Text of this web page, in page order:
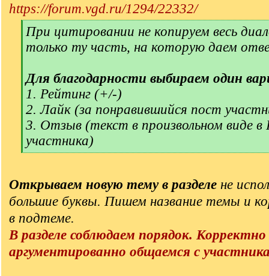
https://forum.vgd.ru/1294/22332/
[
q
]
При цитировании не копируем весь
только ту часть, на которую даем
Для благодарности выбираем один
1. Рейтинг (+/-)
2. Лайк (за понравившийся пост
3. Отзыв (текст в произвольном виде
участника)
[
]
Открываем новую тему в разделе не
большие буквы. Пишем название темы и
в подтеме.
В разделе соблюдаем порядок.
аргументированно общаемся с